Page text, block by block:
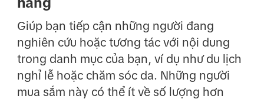
Giúp bạn tiếp cận những người đang
nghiên cứu hoặc tương tác với nội dung
trong danh mục của bạn, ví dụ như du lịch
nghỉ lễ hoặc chăm sóc da. Những người
mua sắm này có thể ít về số lượng hơn